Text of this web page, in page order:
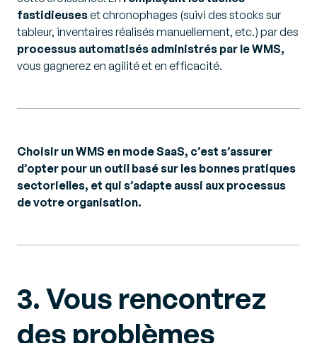
fastidieuseset chronophages (suivi des stocks sur
tableur, inventaires réalisés manuellement, etc.) par des
processus automatisés administrés par le WMS,
vous gagnerez en agilité et en efficacité.
Choisir un WMS en mode SaaS, c’est s’assurer
d’opter pour un outil basé sur les bonnes pratiques
sectorielles, et qui s’adapte aussi aux processus
de votre organisation.
3. Vous rencontrez
des problèmes